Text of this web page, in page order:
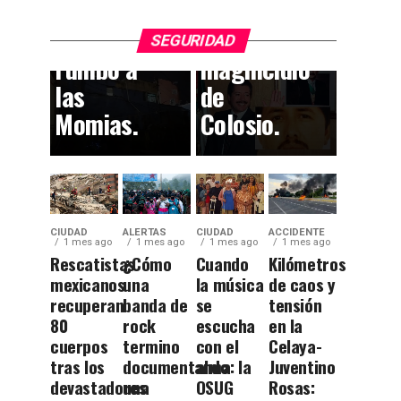
SEGURIDAD
callejón
rumbo a
las
Momias.
en el
magnicidio
de
Colosio.
CIUDAD
1 mes ago
Rescatistas
mexicanos
recuperan
80
cuerpos
tras los
devastadores
ALERTAS
1 mes ago
¿Cómo
una
banda de
rock
termino
documentando
una
CIUDAD
1 mes ago
Cuando
la música
se
escucha
con el
alma: la
OSUG
ACCIDENTE
1 mes ago
Kilómetros
de caos y
tensión
en la
Celaya-
Juventino
Rosas: